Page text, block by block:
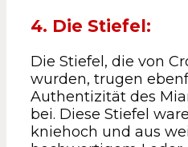
4. Die Stiefel:
Die Stiefel, die von
wurden, trugen
Authentizität des
bei. Diese Stiefel
kniehoch und aus